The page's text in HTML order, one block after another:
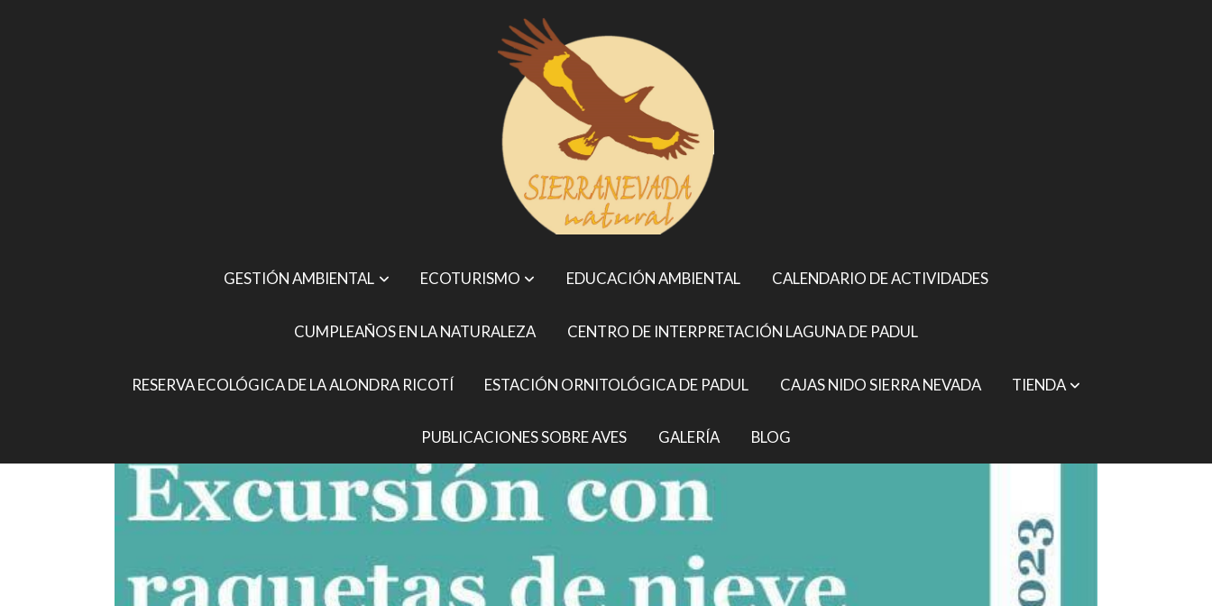
GESTIÓN AMBIENTAL ECOTURISMO EDUCACIÓN AMBIENTAL CALENDARIO DE ACTIVIDADES
CUMPLEAÑOS EN LA NATURALEZA CENTRO DE INTERPRETACIÓN LAGUNA DE PADUL
RESERVA ECOLÓGICA DE LA ALONDRA RICOTÍ ESTACIÓN ORNITOLÓGICA DE PADUL CAJAS NIDO SIERRA NEVADA TIENDA
PUBLICACIONES SOBRE AVES GALERÍA BLOG